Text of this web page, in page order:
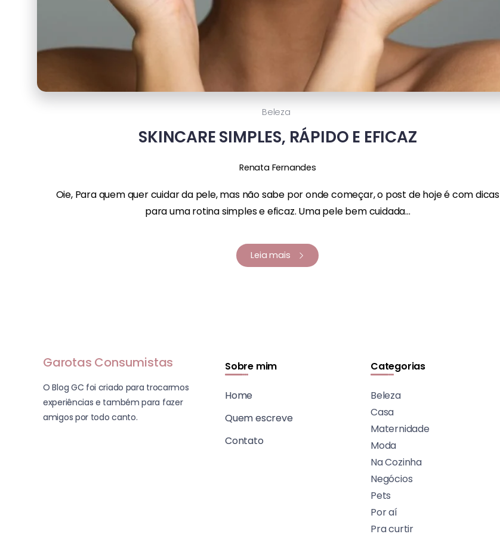
Beleza
SKINCARE SIMPLES, RÁPIDO E EFICAZ
Renata Fernandes
Oie, Para quem quer cuidar da pele, mas não sabe por onde começar, o post de hoje é com dicas
para uma rotina simples e eficaz. Uma pele bem cuidada...
Leia mais
Garotas Consumistas
O Blog GC foi criado para trocarmos
experiências e também para fazer
amigos por todo canto.
Sobre mim
Home
Quem escreve
Contato
Categorias
Beleza
Casa
Maternidade
Moda
Na Cozinha
Negócios
Pets
Por aí
Pra curtir